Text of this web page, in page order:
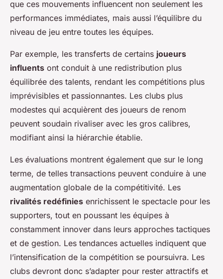
que ces mouvements influencent non seulement les
performances immédiates, mais aussi l’équilibre du
niveau de jeu entre toutes les équipes.
Par exemple, les transferts de certains joueurs
influents ont conduit à une redistribution plus
équilibrée des talents, rendant les compétitions plus
imprévisibles et passionnantes. Les clubs plus
modestes qui acquièrent des joueurs de renom
peuvent soudain rivaliser avec les gros calibres,
modifiant ainsi la hiérarchie établie.
Les évaluations montrent également que sur le long
terme, de telles transactions peuvent conduire à une
augmentation globale de la compétitivité. Les
rivalités redéfinies enrichissent le spectacle pour les
supporters, tout en poussant les équipes à
constamment innover dans leurs approches tactiques
et de gestion. Les tendances actuelles indiquent que
l’intensification de la compétition se poursuivra. Les
clubs devront donc s’adapter pour rester attractifs et